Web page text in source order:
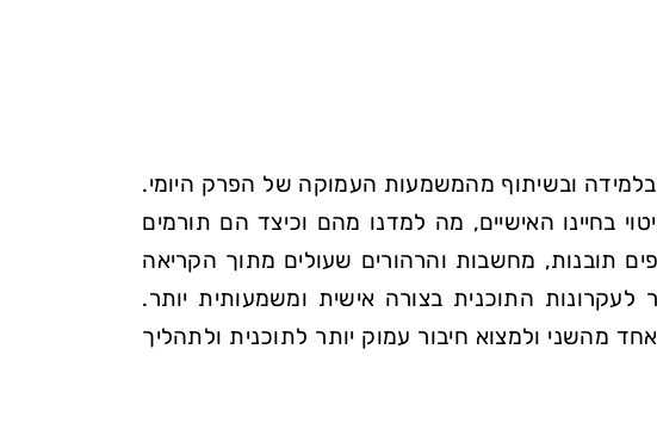
ובשיתוף מהמשמעות העמוקה של הפרק היומי.
בחיינו האישיים, מה למדנו מהם וכיצד הם תורמים
תובנות, מחשבות והרהורים שעולים מתוך הקריאה
התוכנית בצורה אישית ומשמעותית יותר.
מהשני ולמצוא חיבור עמוק יותר לתוכנית ולתהליך